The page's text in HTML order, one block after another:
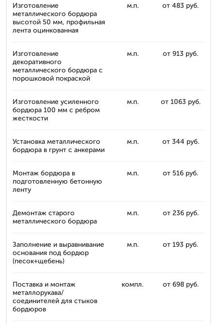
Изготовление
металлического бордюра
высотой 50 мм, профильная
лента оцинкованная
м.п. от 483 руб.
Изготовление
декоративного
металлического бордюра с
порошковой покраской
м.п. от 913 руб.
Изготовление усиленного
бордюра 100 мм с ребром
жесткости
м.п. от 1063 руб.
Установка металлического
бордюра в грунт с анкерами
м.п. от 344 руб.
Монтаж бордюра в
подготовленную бетонную
ленту
м.п. от 516 руб.
Демонтаж старого
металлического бордюра
м.п. от 236 руб.
Заполнение и выравнивание
основания под бордюр
(песок+щебень)
м.п. от 193 руб.
Поставка и монтаж
металлорукава/
соединителей для стыков
бордюров
компл. от 698 руб.